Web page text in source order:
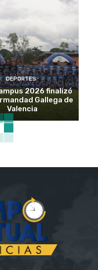
DEPORTES
2026 finalizó
Gallega de
Valencia